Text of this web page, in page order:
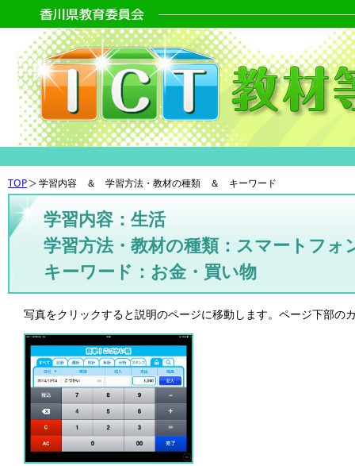
TOP 学習内容 ＆ 学習方法・教材の種類 ＆ キーワード
学習内容：生活
学習方法・教材の種類：スマートフォ
キーワード：お金・買い物
写真をクリックすると説明のページに移動します。ページ下部